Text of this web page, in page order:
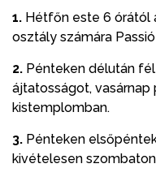
1. Hétfőn este 6 órától
osztály számára
2. Pénteken délután
ájtatosságot,
kistemplomban.
3. Pénteken
kivételesen